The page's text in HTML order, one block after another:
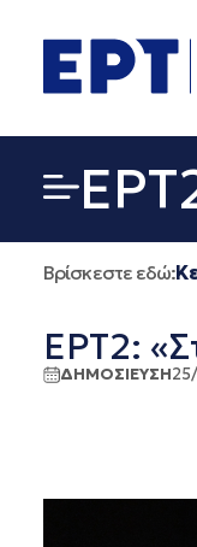
περιεχόμενο
Βρίσκεστε εδώ:
ΕΡΤ2:
ΔΗΜΟΣΙΕΥΣΗ